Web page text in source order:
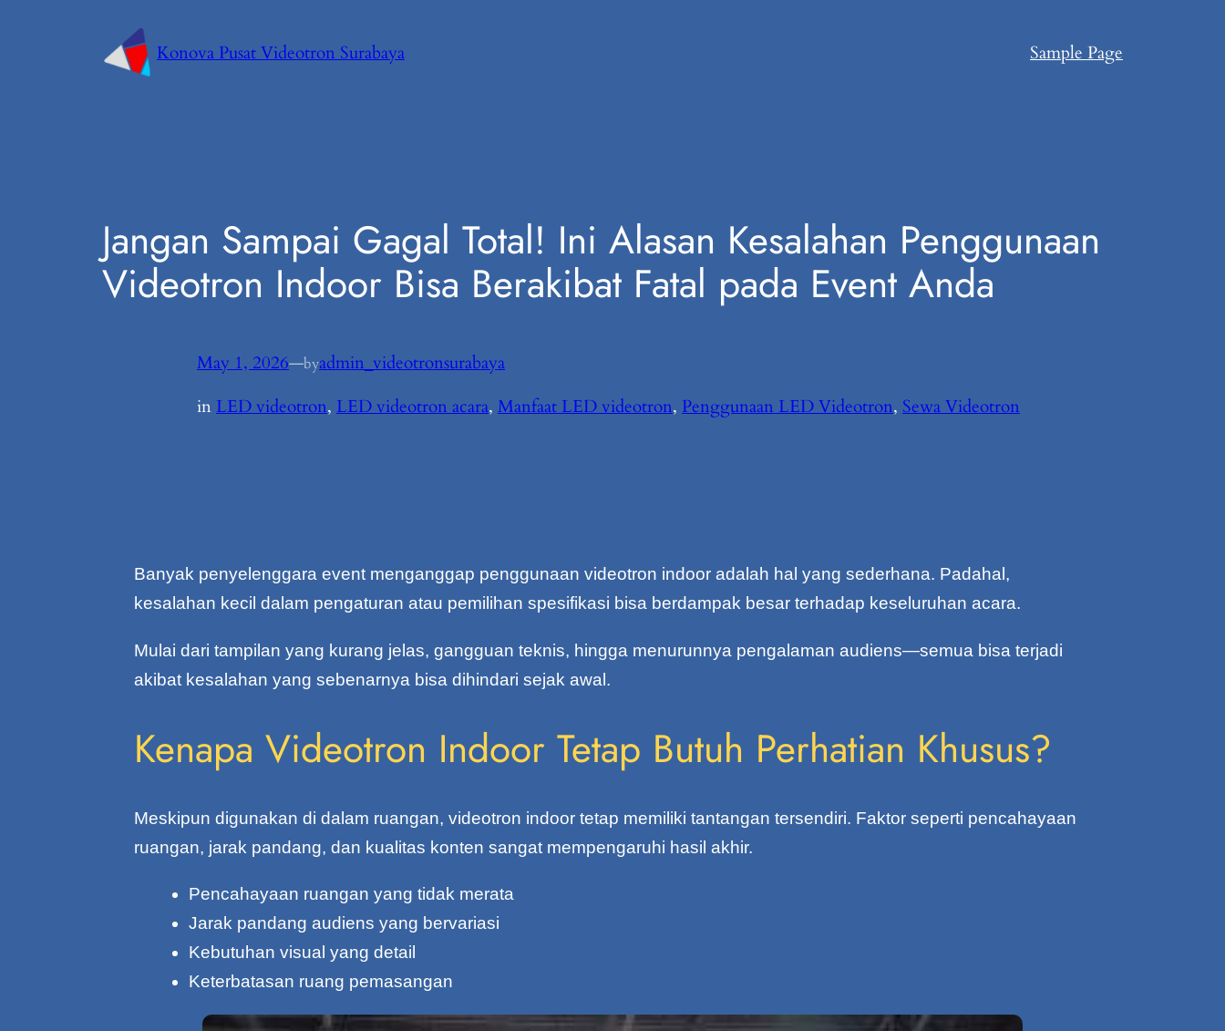
Konova Pusat Videotron Surabaya Sample Page
Jangan Sampai Gagal Total! Ini Alasan Kesalahan Penggunaan
Videotron Indoor Bisa Berakibat Fatal pada Event Anda
May 1, 2026—byadmin_videotronsurabaya
in LED videotron, LED videotron acara, Manfaat LED videotron, Penggunaan LED Videotron, Sewa Videotron
Banyak penyelenggara event menganggap penggunaan videotron indoor adalah hal yang sederhana. Padahal,
kesalahan kecil dalam pengaturan atau pemilihan spesifikasi bisa berdampak besar terhadap keseluruhan acara.
Mulai dari tampilan yang kurang jelas, gangguan teknis, hingga menurunnya pengalaman audiens—semua bisa terjadi
akibat kesalahan yang sebenarnya bisa dihindari sejak awal.
Kenapa Videotron Indoor Tetap Butuh Perhatian Khusus?
Meskipun digunakan di dalam ruangan, videotron indoor tetap memiliki tantangan tersendiri. Faktor seperti pencahayaan
ruangan, jarak pandang, dan kualitas konten sangat mempengaruhi hasil akhir.
Pencahayaan ruangan yang tidak merata
Jarak pandang audiens yang bervariasi
Kebutuhan visual yang detail
Keterbatasan ruang pemasangan